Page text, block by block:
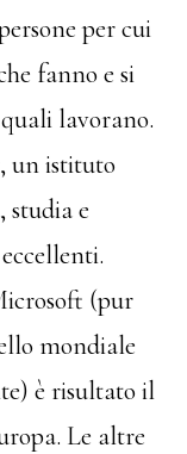
per cui
fanno e si
lavorano.
un istituto
studia e
(pur
mondiale
è risultato il
Le altre